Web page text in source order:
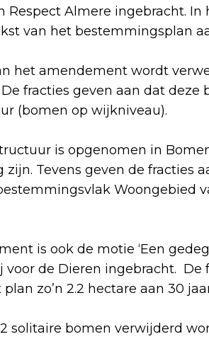
Respect Almere ingebracht.
van het bestemmingsplan
het amendement wordt
fracties geven aan dat
(bomen op wijkniveau).
is opgenomen in
zijn. Tevens geven de fracties
Woongebied
is ook de motie ‘Een
voor de Dieren ingebracht.
zo’n 2.2 hectare aan 30
solitaire bomen verwijderd